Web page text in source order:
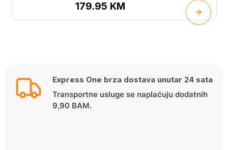
179.95 KM
Express One brza dostava unutar 24 sata
Transportne usluge se naplaćuju dodatnih
9,90 BAM.